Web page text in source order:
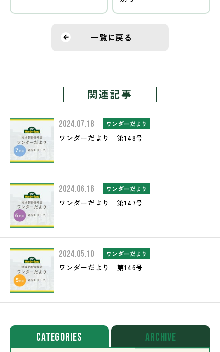
一覧に戻る
関連記事
2024.07.18 ワンダーだより
ワンダーだより 第148号
2024.06.16 ワンダーだより
ワンダーだより 第147号
2024.05.10 ワンダーだより
ワンダーだより 第146号
CATEGORIES archive